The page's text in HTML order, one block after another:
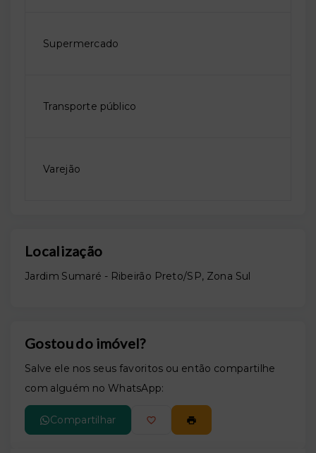
Supermercado
Transporte público
Varejão
Localização
Jardim Sumaré - Ribeirão Preto/SP, Zona Sul
Gostou do imóvel?
Salve ele nos seus favoritos ou então compartilhe
com alguém no WhatsApp:
Compartilhar